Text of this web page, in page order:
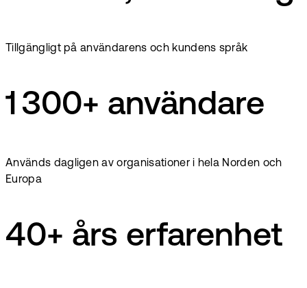
Tillgängligt på användarens och kundens språk
1 300+ användare
Används dagligen av organisationer i hela Norden och
Europa
40+ års erfarenhet